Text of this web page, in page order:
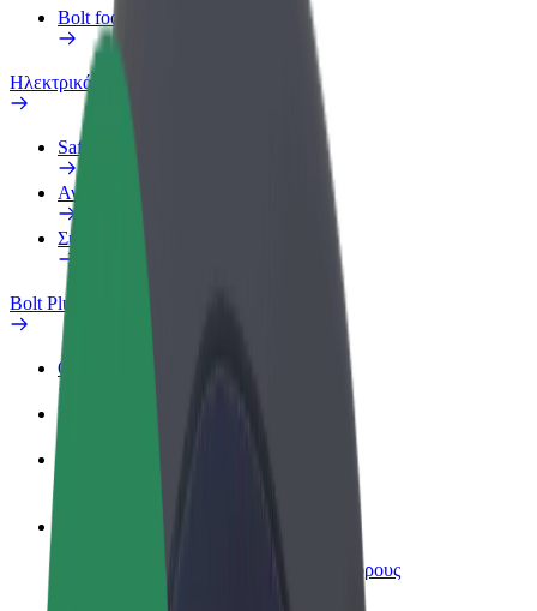
Bolt food για επιχειρήσεις
Ηλεκτρικά ποδήλατα
Safety Lab
Αναφορά προβλήματος
Συχνές Ερωτήσεις
Bolt Plus
Οφέλη
Πώς να συμμετάσχετε
Κερδίστε χρήματα με τους δικούς σας όρους